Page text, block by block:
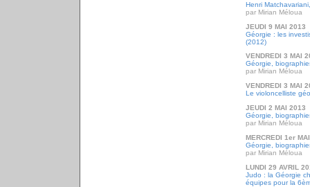
Henri
par Mirian Méloua
JEUDI 9 MAI 2013
Géorgie : les
(2012)
VENDREDI 3 MAI
Géorgie,
par Mirian Méloua
VENDREDI 3 MAI
Le violoncelliste
JEUDI 2 MAI 2013
Géorgie,
par Mirian Méloua
MERCREDI 1er
Géorgie,
par Mirian Méloua
LUNDI 29 AVRIL
Judo : la Géorgie
équipes pour la